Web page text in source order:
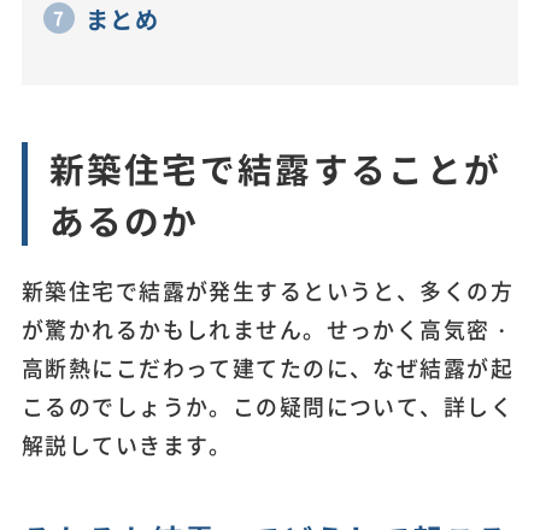
まとめ
新築住宅で結露することが
あるのか
新築住宅で結露が発生するというと、多くの方
が驚かれるかもしれません。せっかく高気密・
高断熱にこだわって建てたのに、なぜ結露が起
こるのでしょうか。この疑問について、詳しく
解説していきます。